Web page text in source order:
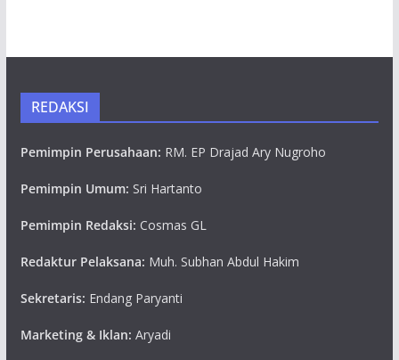
REDAKSI
Pemimpin Perusahaan: RM. EP Drajad Ary Nugroho
Pemimpin Umum: Sri Hartanto
Pemimpin Redaksi: Cosmas GL
Redaktur Pelaksana: Muh. Subhan Abdul Hakim
Sekretaris: Endang Paryanti
Marketing & Iklan: Aryadi